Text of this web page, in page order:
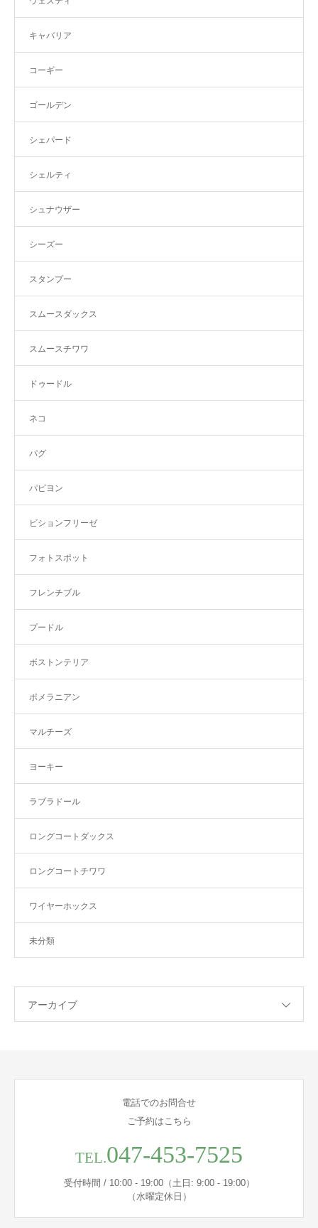
キャバリア
コーギー
ゴールデン
シェパード
シェルティ
シュナウザー
シーズー
スタンプー
スムースダックス
スムースチワワ
ドゥードル
ネコ
パグ
パピヨン
ビションフリーゼ
フォトスポット
フレンチブル
プードル
ボストンテリア
ポメラニアン
マルチーズ
ヨーキー
ラブラドール
ロングコートダックス
ロングコートチワワ
ワイヤーホックス
未分類
アーカイブ
電話でのお問合せ
ご予約はこちら
TEL.047-453-7525
受付時間 / 10:00 - 19:00（土日: 9:00 - 19:00）
（水曜定休日）